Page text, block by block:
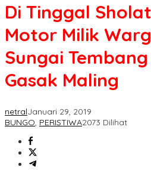
Di Tinggal
Motor Milik
Sungai
Gasak Maling
netralJanuari 29, 2019
BUNGO, PERISTIWA2073 Dilihat